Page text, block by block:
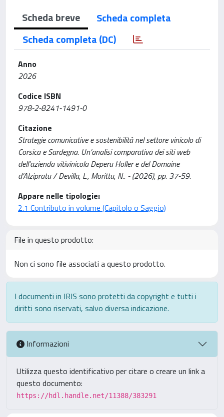
Scheda breve
Scheda completa
Scheda completa (DC)
Anno
2026
Codice ISBN
978-2-8241-1491-0
Citazione
Strategie comunicative e sostenibilità nel settore vinicolo di
Corsica e Sardegna. Un’analisi comparativa dei siti web
dell’azienda vitivinicola Deperu Holler e del Domaine
d’Alzipratu / Devilla, L., Morittu, N.. - (2026), pp. 37-59.
Appare nelle tipologie:
2.1 Contributo in volume (Capitolo o Saggio)
File in questo prodotto:
Non ci sono file associati a questo prodotto.
I documenti in IRIS sono protetti da copyright e tutti i
diritti sono riservati, salvo diversa indicazione.
Informazioni
Utilizza questo identificativo per citare o creare un link a
questo documento:
https://hdl.handle.net/11388/383291